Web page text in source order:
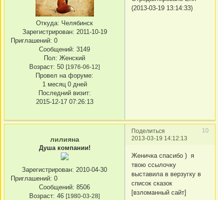
Откуда: Челябинск
Зарегистрирован: 2011-10-19
Приглашений: 0
Сообщений: 3149
Пол: Женский
Возраст: 50 [1976-06-12]
Провел на форуме:
1 месяц 0 дней
Последний визит:
2015-12-17 07:26:13
(2013-03-19 13:14:33)
Поделиться
10
2013-03-19 14:12:13
лилияна
Душа компании!
Зарегистрирован: 2010-04-30
Приглашений: 0
Сообщений: 8506
Возраст: 46 [1980-03-28]
Женичка спасибо ) я
твою ссылочку
выставила в верзугку в
список сказок
[взломанный сайт]